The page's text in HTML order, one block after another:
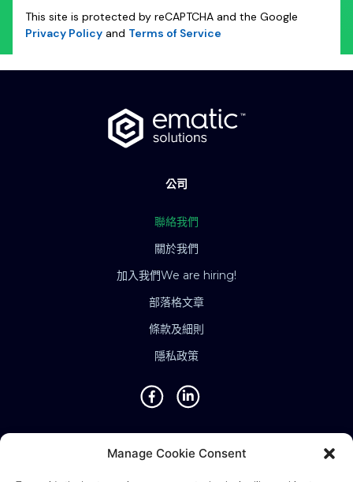
Manage Cookie Consent
This site is protected by reCAPTCHA and the Google
Privacy Policy and Terms of Service
公司
聯絡我們
關於我們
加入我們We are hiring!
部落格文章
條款及細則
隱私政策
地點